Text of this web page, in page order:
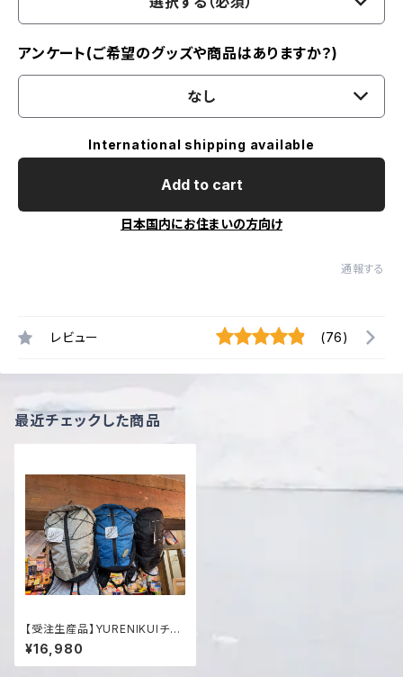
アンケート(ご希望のグッズや商品はありますか？)
なし
International shipping available
Add to cart
日本国内にお住まいの方向け
通報する
レビュー (76)
最近チェックした商品
【受注生産品】YURENIKUIチャ
タロー10L アドベンチャーエデ
ィション
¥16,980